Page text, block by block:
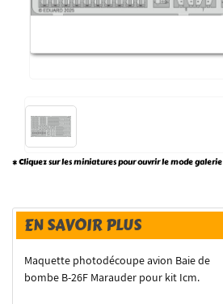
* Cliquez sur les miniatures pour ouvrir le mode galerie
EN SAVOIR PLUS
Maquette photodécoupe avion Baie de
bombe B-26F Marauder pour kit Icm.